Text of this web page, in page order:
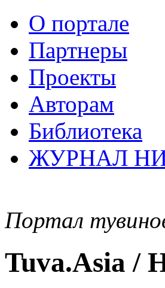
О портале
Партнеры
Проекты
Авторам
Библиотека
ЖУРНАЛ
Портал
Tuva.Asia /